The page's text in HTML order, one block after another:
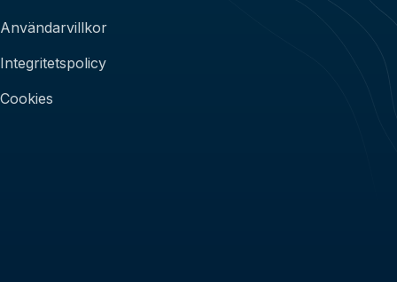
Användarvillkor
Integritetspolicy
Cookies